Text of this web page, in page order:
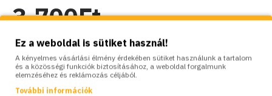
Alapkeret hossza: 49 cm
Súly: 0,75 kg
Szín: matt fekete
Anyaga: ø5 acélrúd
Készlet: Raktáron
Brand: Elgarden
3,700Ft
Nettó ár: 2,913Ft
Ez a weboldal is sütiket használ!
A kényelmes vásárlási élmény érdekében sütiket használunk a tartalom
és a közösségi funkciók biztosításához, a weboldal forgalmunk
elemzéséhez és reklámozás céljából.
További információk